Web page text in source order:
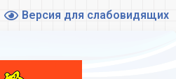
Версия для слабовидящих